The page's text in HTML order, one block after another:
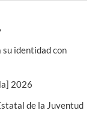
su identidad con
2026
de la Juventud